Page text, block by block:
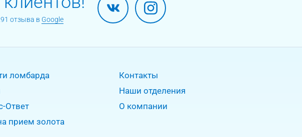
отзыва в Google
ломбарда
Ответ
прием золота
Контакты
Наши отделения
О компании